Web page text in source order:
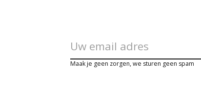
Maak je geen zorgen, we sturen geen spam